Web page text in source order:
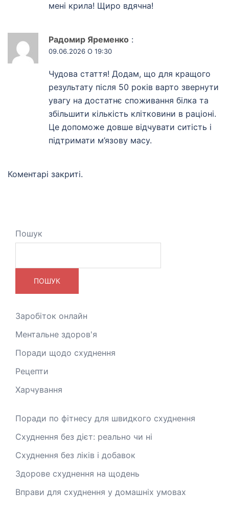
мені крила! Щиро вдячна!
Радомир Яременко :
09.06.2026 О 19:30
Чудова стаття! Додам, що для кращого
результату після 50 років варто звернути
увагу на достатнє споживання білка та
збільшити кількість клітковини в раціоні.
Це допоможе довше відчувати ситість і
підтримати м’язову масу.
Коментарі закриті.
Пошук
ПОШУК
Заробіток онлайн
Ментальне здоров'я
Поради щодо схуднення
Рецепти
Харчування
Поради по фітнесу для швидкого схуднення
Схуднення без дієт: реально чи ні
Схуднення без ліків і добавок
Здорове схуднення на щодень
Вправи для схуднення у домашніх умовах